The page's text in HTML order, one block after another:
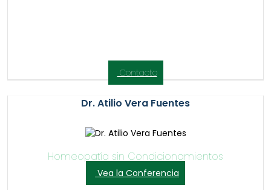
Contacto
Dr. Atilio Vera Fuentes
Homeopatía sin Condicionamientos
Vea la Conferencia